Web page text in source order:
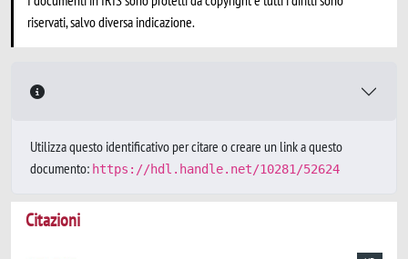
riservati, salvo diversa indicazione.
Utilizza questo identificativo per citare o creare un link a questo
documento: https://hdl.handle.net/10281/52624
Citazioni